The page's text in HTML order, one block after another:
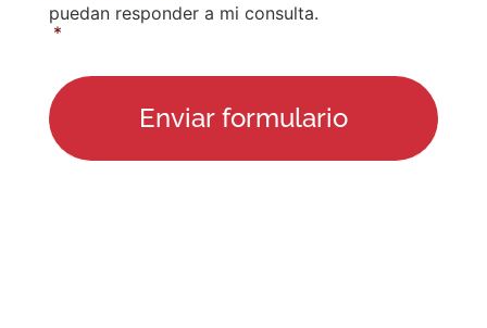
puedan responder a mi consulta.
*